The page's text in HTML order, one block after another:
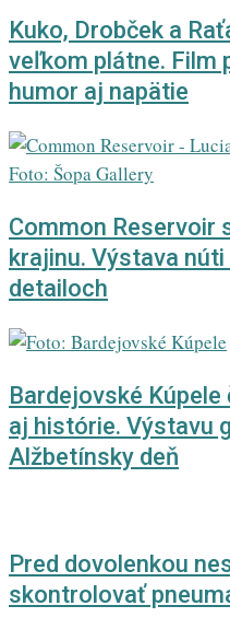
Kuko, Drobček a
veľkom plátne. Film
humor aj napätie
Common Reservoir
krajinu. Výstava
detailoch
Bardejovské
aj histórie. Výstavu
Alžbetínsky deň
Pred dovolenkou
skontrolovať